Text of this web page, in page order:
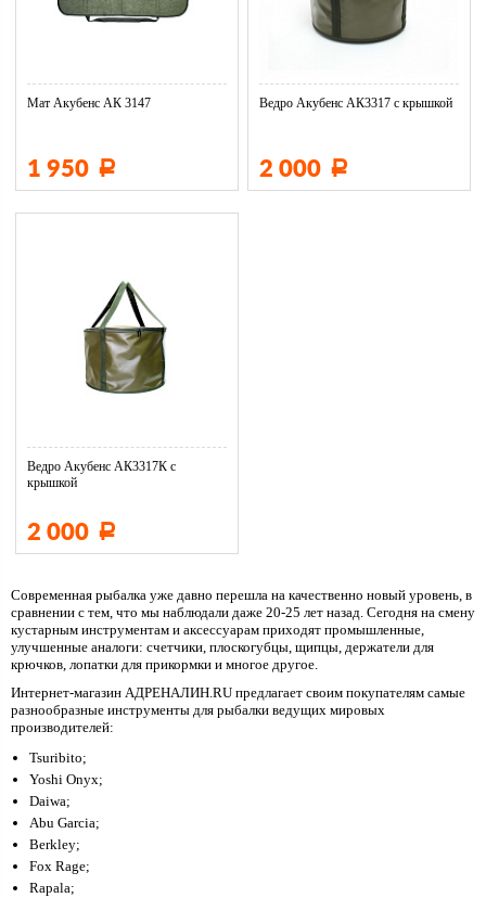
Мат Акубенс АК 3147
1 950 Р
Ведро Акубенс АК3317 с крышкой
2 000 Р
Ведро Акубенс АК3317К с
крышкой
2 000 Р
Современная рыбалка уже давно перешла на качественно новый уровень, в
сравнении с тем, что мы наблюдали даже 20-25 лет назад. Сегодня на смену
кустарным инструментам и аксессуарам приходят промышленные,
улучшенные аналоги: счетчики, плоскогубцы, щипцы, держатели для
крючков, лопатки для прикормки и многое другое.
Интернет-магазин АДРЕНАЛИН.RU предлагает своим покупателям самые
разнообразные инструменты для рыбалки ведущих мировых
производителей:
Tsuribito;
Yoshi Onyx;
Daiwa;
Abu Garcia;
Berkley;
Fox Rage;
Rapala;